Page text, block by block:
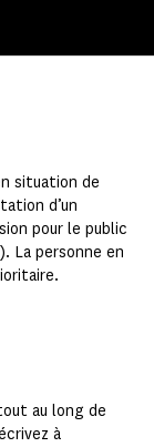
situation de
d’un
pour le public
La personne en
au long de
à